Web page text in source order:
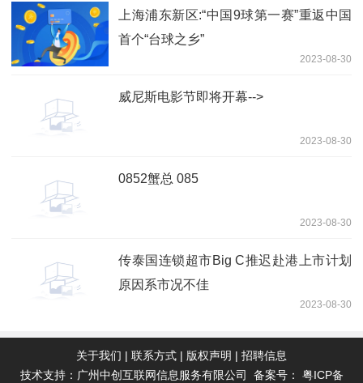
上海浦东新区:“中国9球第一赛”重返中国
首个“台球之乡”
2023-08-30
威尼斯电影节即将开幕-->
2023-08-30
0852蟹总 085
2023-08-30
传泰国连锁超市Big C推迟赴港上市计划
原因系市况不佳
2023-08-30
关于我们 | 联系方式 | 版权声明 | 招聘信息
技术支持：广州中创互联网信息服务有限公司 备案号： 粤ICP备